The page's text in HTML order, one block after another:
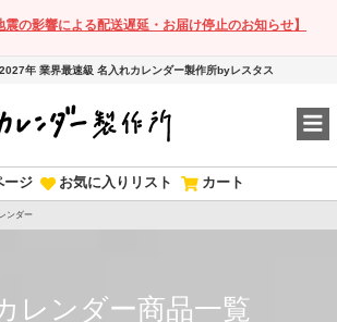
震の影響による配送遅延・お届け停止のお知らせ】
年 業界最速級 名入れカレンダー製作所byレスタス
ージ お気に入りリスト カート
ンダー
レンダー商品一覧